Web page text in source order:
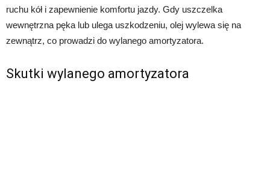
ruchu kół i zapewnienie komfortu jazdy. Gdy uszczelka
wewnętrzna pęka lub ulega uszkodzeniu, olej wylewa się na
zewnątrz, co prowadzi do wylanego amortyzatora.
Skutki wylanego amortyzatora